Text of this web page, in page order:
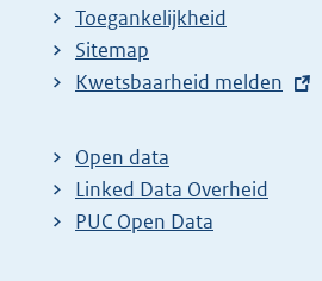
Toegankelijkheid
Sitemap
E
t
e
r
Kwetsbaarheid melden
Open data
Linked Data Overheid
PUC Open Data